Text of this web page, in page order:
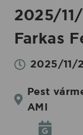
2025/
Farkas
2025/11/
Pest
AMI